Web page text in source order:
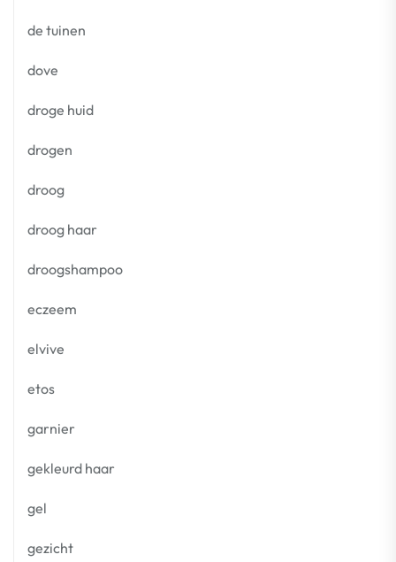
de tuinen
dove
droge huid
drogen
droog
droog haar
droogshampoo
eczeem
elvive
etos
garnier
gekleurd haar
gel
gezicht